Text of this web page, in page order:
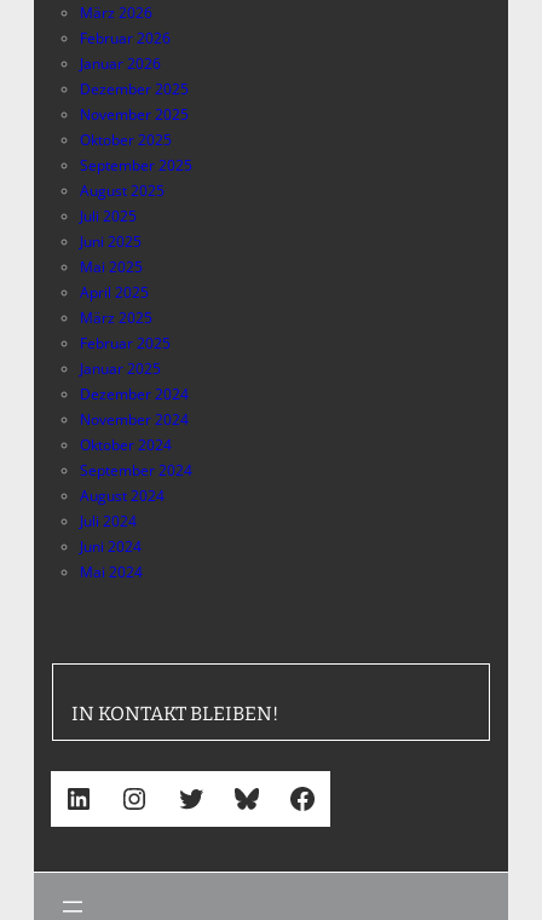
März 2026
Februar 2026
Januar 2026
Dezember 2025
November 2025
Oktober 2025
September 2025
August 2025
Juli 2025
Juni 2025
Mai 2025
April 2025
März 2025
Februar 2025
Januar 2025
Dezember 2024
November 2024
Oktober 2024
September 2024
August 2024
Juli 2024
Juni 2024
Mai 2024
IN KONTAKT BLEIBEN!
LinkedIn Instagram Twitter Bluesky Facebook